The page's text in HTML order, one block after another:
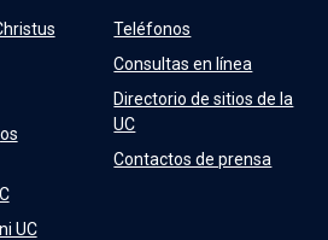
UC
Teléfonos
Consultas en línea
Directorio de sitios de la
UC
Contactos de prensa